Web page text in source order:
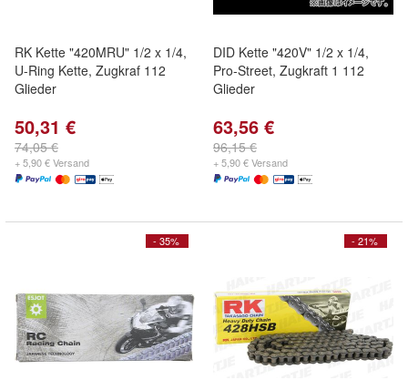
RK Kette "420MRU" 1/2 x 1/4,
U-Ring Kette, Zugkraf 112
Glieder
50,31 €
74,05 €
+ 5,90 € Versand
DID Kette "420V" 1/2 x 1/4,
Pro-Street, Zugkraft 1 112
Glieder
63,56 €
96,15 €
+ 5,90 € Versand
- 35% - 21%